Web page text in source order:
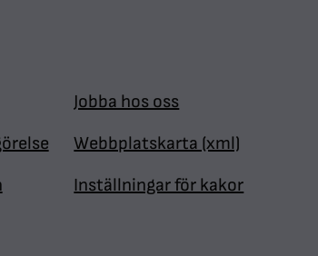
Jobba hos oss
Webbplatskarta (xml)
Inställningar för kakor